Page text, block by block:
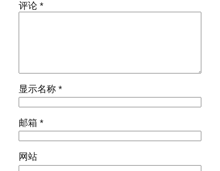
评论 *
显示名称 *
邮箱 *
网站